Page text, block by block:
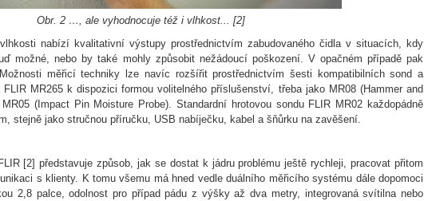
Obr. 2 …, ale vyhodnocuje též i vlhkost... [2]
nabízí kvalitativní výstupy prostřednictvím zabudovaného čidla v situacích, kdy
možné, nebo by také mohly způsobit nežádoucí poškození. V opačném případě pak
měřicí techniky lze navíc rozšířit prostřednictvím šesti kompatibilních sond a
MR265 k dispozici formou volitelného příslušenství, třeba jako MR08 (Hammer and
(Impact Pin Moisture Probe). Standardní hrotovou sondu FLIR MR02 každopádně
stejně jako stručnou příručku, USB nabíječku, kabel a šňůrku na zavěšení.
[2] představuje způsob, jak se dostat k jádru problému ještě rychleji, pracovat přitom
s klienty. K tomu všemu má hned vedle duálního měřicího systému dále dopomoci
2,8 palce, odolnost pro případ pádu z výšky až dva metry, integrovaná svítilna nebo